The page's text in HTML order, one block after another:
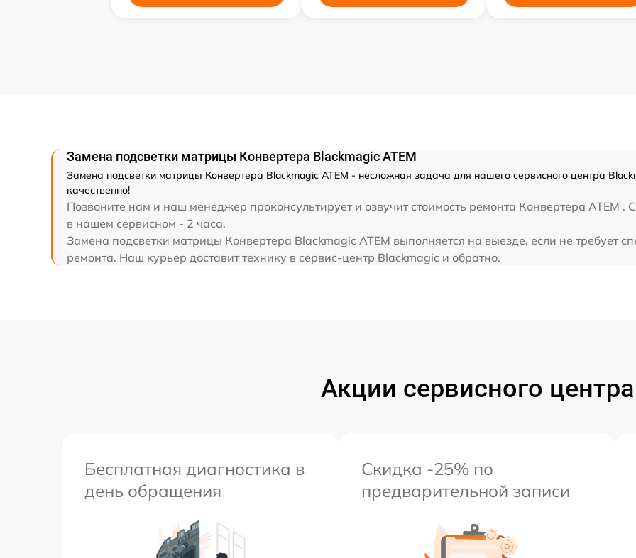
Замена подсветки матрицы Конвертера Blackmagic ATEM
Замена подсветки матрицы Конвертера Blackmagic ATEM - несложная задача для нашего сервисного центра
качественно!
Позвоните нам и наш менеджер проконсультирует и озвучит стоимость ремонта Конвертера ATEM .
в нашем сервисном - 2 часа.
Замена подсветки матрицы Конвертера Blackmagic ATEM выполняется на выезде, если не требует
ремонта. Наш курьер доставит технику в сервис-центр Blackmagic и обратно.
Акции сервисного центра
Бесплатная диагностика в
день обращения
Скидка -25% по
предварительной записи